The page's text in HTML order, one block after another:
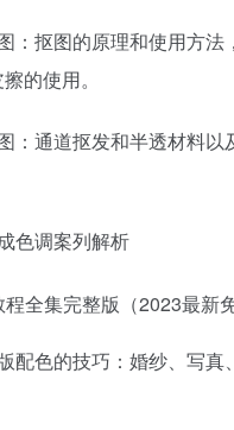
：抠图的原理和使用方法
的使用。
：通道抠发和半透材料以
色调案列解析
配色的技巧：婚纱、写真